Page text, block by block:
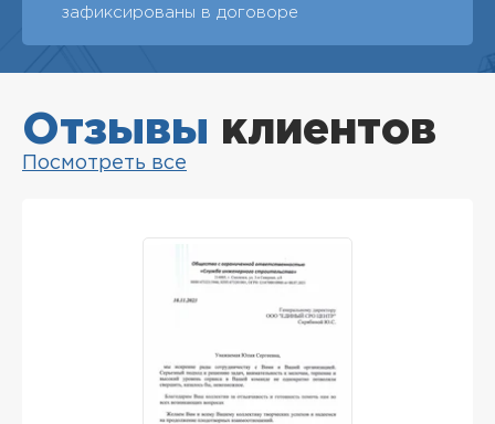
зафиксированы в договоре
Отзывы клиентов
Посмотреть все